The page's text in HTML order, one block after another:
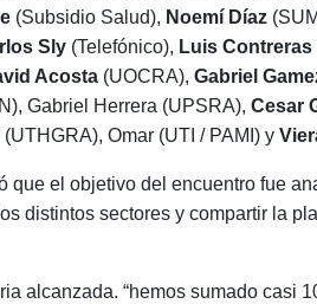
(Subsidio Salud), Noemí Díaz
Sly (Telefónico), Luis Contreras
Acosta (UOCRA), Gabriel
Gabriel Herrera (UPSRA), Cesar
(UTHGRA), Omar (UTI / PAMI) y
que el objetivo del encuentro fue
distintos sectores y compartir la
alcanzada. “hemos sumado casi